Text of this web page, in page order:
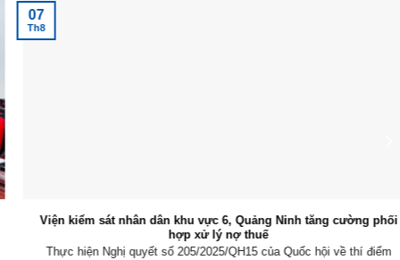
Viện kiểm sát nhân dân khu vực 6, Quảng Ninh tăng cường phối
hợp xử lý nợ thuế
Thực hiện Nghị quyết số 205/2025/QH15 của Quốc hội về thí điểm
Th8